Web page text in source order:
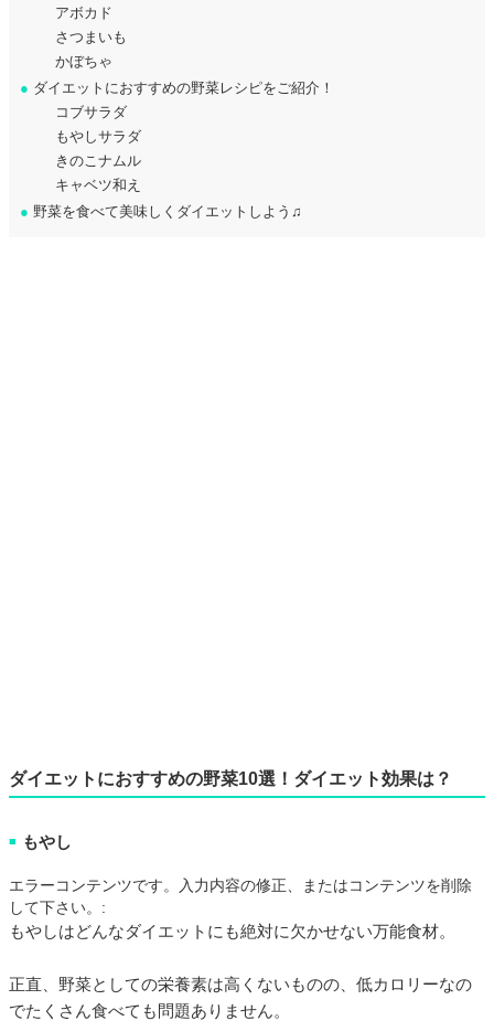
アボカド
さつまいも
かぼちゃ
● ダイエットにおすすめの野菜レシピをご紹介！
コブサラダ
もやしサラダ
きのこナムル
キャベツ和え
● 野菜を食べて美味しくダイエットしよう♫
ダイエットにおすすめの野菜10選！ダイエット効果は？
■ もやし
エラーコンテンツです。入力内容の修正、またはコンテンツを削除
して下さい。:
もやしはどんなダイエットにも絶対に欠かせない万能食材。
正直、野菜としての栄養素は高くないものの、低カロリーなの
でたくさん食べても問題ありません。